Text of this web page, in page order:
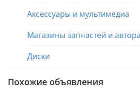
Аксессуары и мультимедиа
Магазины запчастей и
Диски
Похожие объявления